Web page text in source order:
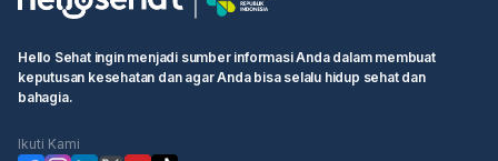
Hello Sehat ingin menjadi sumber informasi Anda dalam membuat
keputusan kesehatan dan agar Anda bisa selalu hidup sehat dan
bahagia.
Ikuti Kami